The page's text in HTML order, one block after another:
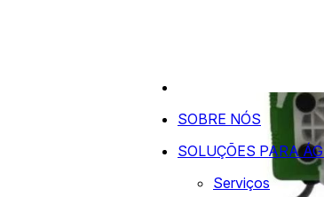
SOBRE NÓS
SOLUÇÕES PARA
Serviços